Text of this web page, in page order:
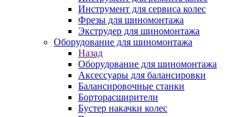
Инструмент для сервиса колес
Фрезы для шиномонтажа
Экструдер для шиномонтажа
Оборудование для шиномонтажа
Назад
Оборудование для шиномонтажа
Аксессуары для балансировки
Балансировочные станки
Борторасширители
Бустер накачки колес